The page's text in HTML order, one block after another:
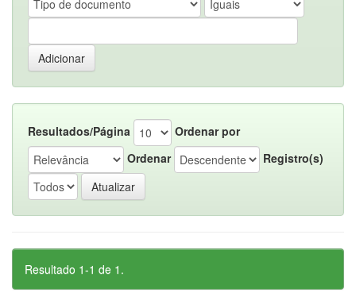
Resultados/Página
Ordenar por
Ordenar
Registro(s)
Resultado 1-1 de 1.